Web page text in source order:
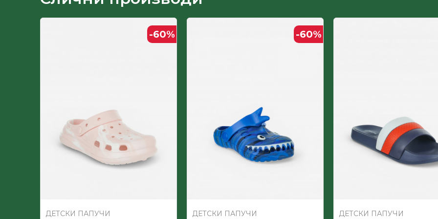
-60%
ДЕТСКИ ПАПУЧИ
-60%
ДЕТСКИ ПАПУЧИ ДЕТСКИ ПАПУЧИ